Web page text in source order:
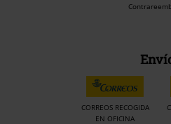
CORREOS RECOGIDA
EN OFICINA